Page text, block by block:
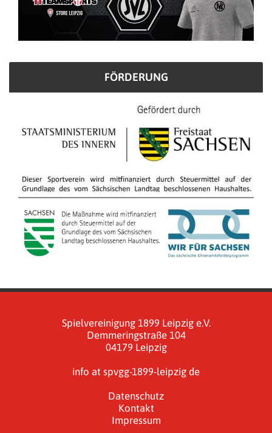
FÖRDERUNG
Spielvereinigung 1899 Leipzig e.V.
Demmeringstraße 104
04179 Leipzig
info at spvgg-1899-leipzig de
Datenschutz
Kontakt
Impressum